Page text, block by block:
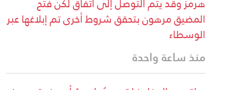
المضيق مرهون بتحقق شروط أخرى تم إبلاغها عبر
الوسطاء
منذ ساعة واحدة